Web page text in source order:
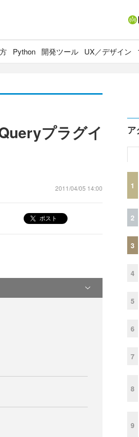
Python 開発ツール UX／デザイン
プラグイ
2011/04/05 14:00
ポスト
ア
1
2
3
4
5
6
7
8
9